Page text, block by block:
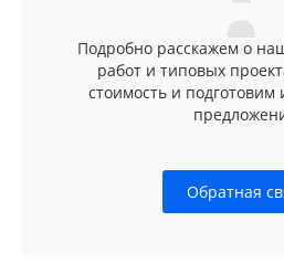
Подробно расскажем о
работ и типовых
стоимость и подготовим
Обратная